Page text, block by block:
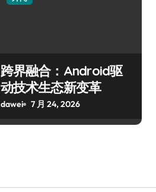
跨界融合：Android驱
动技术生态新变革
dawei 7 月 24, 2026